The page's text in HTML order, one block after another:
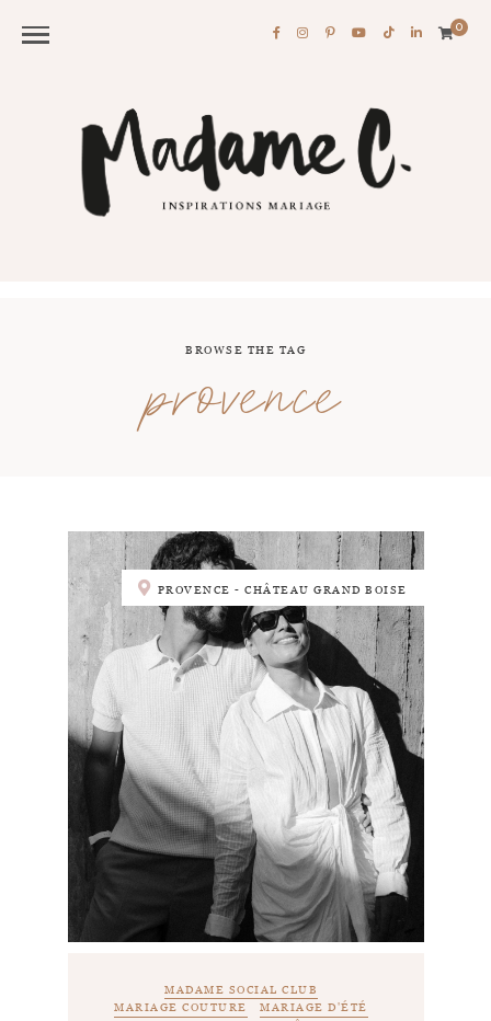
0
BROWSE THE TAG
provence
PROVENCE - CHÂTEAU GRAND BOISE
MADAME SOCIAL CLUB
MARIAGE COUTURE
MARIAGE D'ÉTÉ